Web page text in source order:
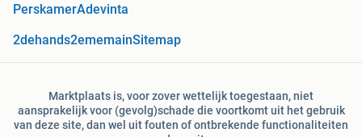
PerskamerAdevinta
2dehands2ememainSitemap
Marktplaats is, voor zover wettelijk toegestaan, niet
aansprakelijk voor (gevolg)schade die voortkomt uit het gebruik
van deze site, dan wel uit fouten of ontbrekende functionaliteiten